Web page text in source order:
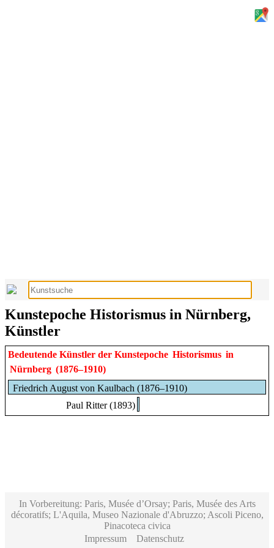
Kunstepoche Historismus in Nürnberg,
Künstler
Bedeutende Künstler der Kunstepoche Historismus in
Nürnberg (1876–1910)
Friedrich August von Kaulbach (1876–1910)
Paul Ritter (1893)
In Vorbereitung: Paris, Musée d’Orsay; Paris, Musée des Arts
décoratifs; L'Aquila, Museo Nazionale d'Abruzzo; Ascoli Piceno,
Pinacoteca civica
Impressum
Datenschutz